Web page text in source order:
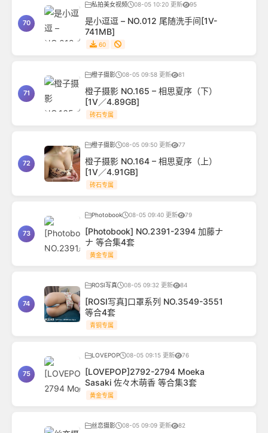
70
私拍美女视频 08-05 10:20 更新 95
是小逗逗 – NO.012 尾随洗手间[1V-
741MB]
60
71
橙子摄影 08-05 09:58 更新 81
橙子摄影 NO.165 – 相思夏序（下）
[1V／4.89GB]
砖石专属
72
橙子摄影 08-05 09:50 更新 77
橙子摄影 NO.164 – 相思夏序（上）
[1V／4.91GB]
砖石专属
73
Photobook 08-05 09:40 更新 79
[Photobook] NO.2391-2394 加藤ナ
ナ 等合集4套
黄金专属
74
ROSI写真 08-05 09:32 更新 84
[ROSI写真]口罩系列 NO.3549-3551
等合4套
青铜专属
75
LOVEPOP 08-05 09:15 更新 76
[LOVEPOP]2792-2794 Moeka
Sasaki 佐々木萌香 等合集3套
黄金专属
丝恋摄影 08-05 09:09 更新 82